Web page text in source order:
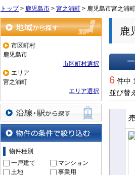
トップ> 鹿児島市 > 宮之浦町 > 鹿児島市宮之浦
地域から探す
市区町村
鹿児島市
市区町村選択
エリア
宮之浦町
エリア選択
沿線・駅から探す
物件の条件で絞り込む
物件種別
一戸建て
マンション
土地
事業用
鹿
6 件中
並び替